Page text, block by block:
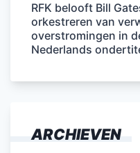
RFK belooft Bill
orkestreren van
overstromingen in
Nederlands
ARCHIEVEN